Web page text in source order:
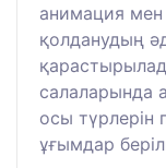
анимация мен
қолданудың
салаларында
осы түрлерін
ұғымдар